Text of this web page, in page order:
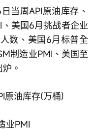
当周API原油库存、
美国6月挑战者企业
数、美国6月标普全
制造业PMI、美国至
。
原油库存(万桶)
业PMI